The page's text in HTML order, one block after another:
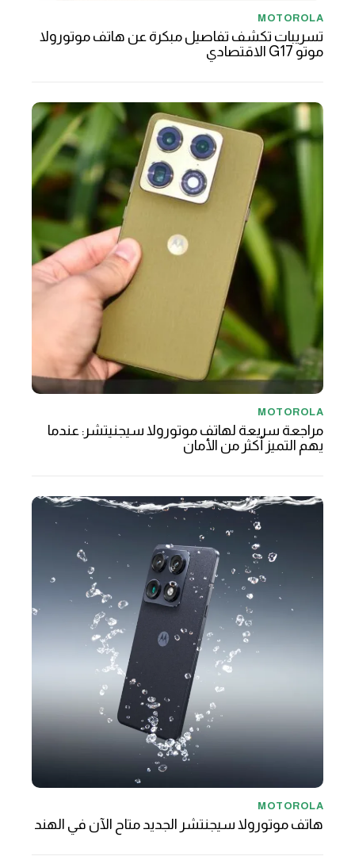
MOTOROLA
تسريبات تكشف تفاصيل مبكرة عن هاتف موتورولا
موتو G17 الاقتصادي
MOTOROLA
مراجعة سريعة لهاتف موتورولا سيجنيتشر: عندما
يهم التميز أكثر من الأمان
MOTOROLA
هاتف موتورولا سيجنتشر الجديد متاح الآن في الهند